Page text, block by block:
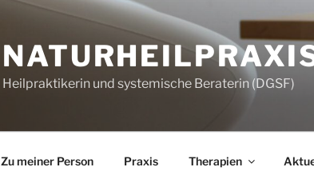
Heilpraktikerin und systemische Beraterin (DGSF)
Zu meiner Person Praxis Therapien